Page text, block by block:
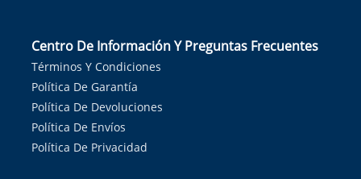
Centro De Información Y Preguntas Frecuentes
Términos Y Condiciones
Política De Garantía
Política De Devoluciones
Política De Envíos
Política De Privacidad